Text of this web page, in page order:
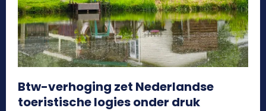
Btw-verhoging zet Nederlandse
toeristische logies onder druk